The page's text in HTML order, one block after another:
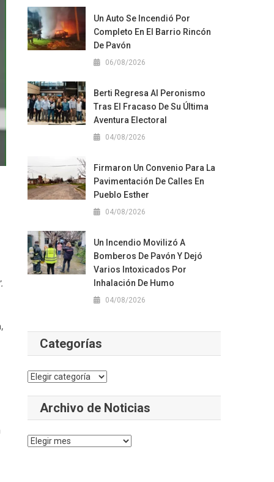
Un Auto Se Incendió Por
Completo En El Barrio Rincón
De Pavón
06/08/2026
Berti Regresa Al Peronismo
Tras El Fracaso De Su Última
Aventura Electoral
04/08/2026
Firmaron Un Convenio Para La
Pavimentación De Calles En
Pueblo Esther
04/08/2026
Un Incendio Movilizó A
Bomberos De Pavón Y Dejó
Varios Intoxicados Por
Inhalación De Humo
04/08/2026
Categorías
Categorías
Archivo de Noticias
Archivo